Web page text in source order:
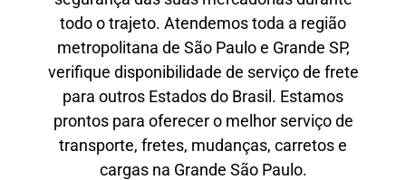
todo o trajeto. Atendemos toda a região
metropolitana de São Paulo e Grande SP,
verifique disponibilidade de serviço de frete
para outros Estados do Brasil. Estamos
prontos para oferecer o melhor serviço de
transporte, fretes, mudanças, carretos e
cargas na Grande São Paulo.